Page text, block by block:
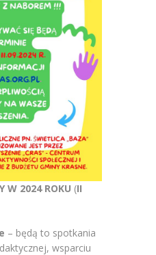
W 2024 ROKU (II
– będą to spotkania
wsparciu